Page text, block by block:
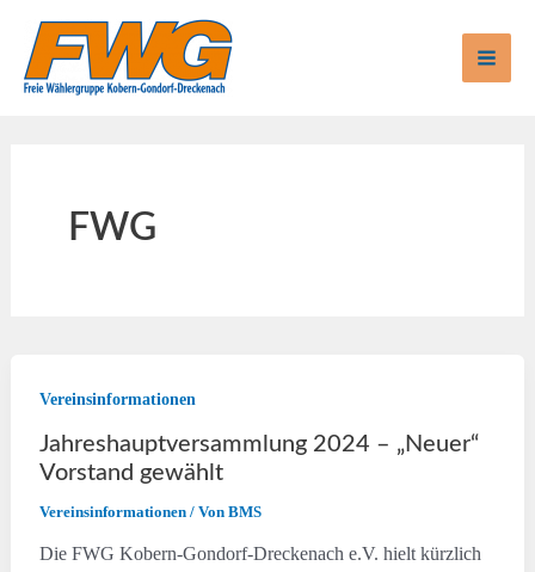
Inhalt
springen
Main
FWG
Vereinsinformationen
Jahreshauptversammlung 2024 – „Neuer“
Vorstand gewählt
Vereinsinformationen/ Von BMS
Die FWG Kobern-Gondorf-Dreckenach e.V. hielt kürzlich